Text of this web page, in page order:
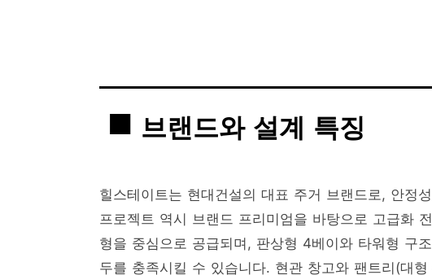
브랜드와 설계 특징
힐스테이트는 현대건설의 대표 주거 브랜드로, 안정
프로젝트 역시 브랜드 프리미엄을 바탕으로 고급화
형을 중심으로 공급되며, 판상형 4베이와 타워형 구
두를 충족시킬 수 있습니다. 현관 창고와 팬트리(대